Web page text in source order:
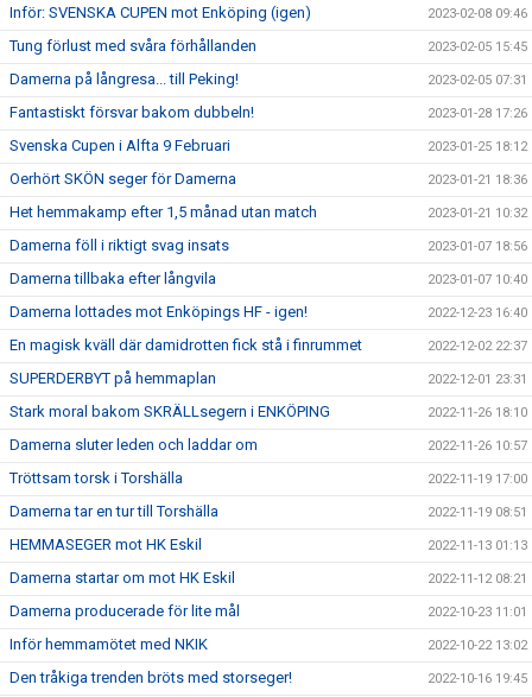
Inför: SVENSKA CUPEN mot Enköping (igen) 2023-02-08 09:46
Tung förlust med svåra förhållanden 2023-02-05 15:45
Damerna på långresa... till Peking! 2023-02-05 07:31
Fantastiskt försvar bakom dubbeln! 2023-01-28 17:26
Svenska Cupen i Alfta 9 Februari 2023-01-25 18:12
Oerhört SKÖN seger för Damerna 2023-01-21 18:36
Het hemmakamp efter 1,5 månad utan match 2023-01-21 10:32
Damerna föll i riktigt svag insats 2023-01-07 18:56
Damerna tillbaka efter långvila 2023-01-07 10:40
Damerna lottades mot Enköpings HF - igen! 2022-12-23 16:40
En magisk kväll där damidrotten fick stå i finrummet 2022-12-02 22:37
SUPERDERBYT på hemmaplan 2022-12-01 23:31
Stark moral bakom SKRÄLLsegern i ENKÖPING 2022-11-26 18:10
Damerna sluter leden och laddar om 2022-11-26 10:57
Tröttsam torsk i Torshälla 2022-11-19 17:00
Damerna tar en tur till Torshälla 2022-11-19 08:51
HEMMASEGER mot HK Eskil 2022-11-13 01:13
Damerna startar om mot HK Eskil 2022-11-12 08:21
Damerna producerade för lite mål 2022-10-23 11:01
Inför hemmamötet med NKIK 2022-10-22 13:02
Den tråkiga trenden bröts med storseger! 2022-10-16 19:45